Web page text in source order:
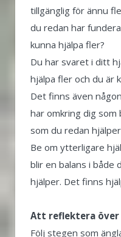
tillgänglig för ännu
du redan har
kunna hjälpa fler?
Du har svaret i ditt
hjälpa fler och du är
Det finns även
har omkring dig som
som du redan
Be om ytterligare
blir en balans i både
hjälper. Det finns
Att reflektera över
Följ stegen som